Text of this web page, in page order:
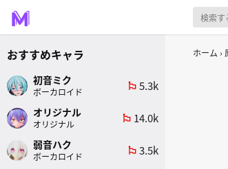
ホーム
おすすめキャラ
初音ミク
ボーカロイド
emoji_flags 5.3k
オリジナル
オリジナル
emoji_flags 14.0k
弱音ハク
ボーカロイド
emoji_flags 3.5k